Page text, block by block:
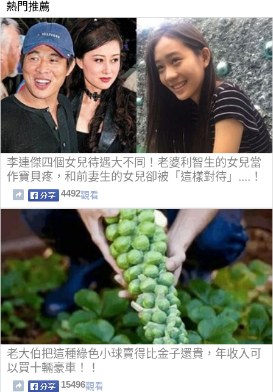
熱門推薦
李連傑四個女兒待遇大不同！老婆利智生的女兒當
作寶貝疼，和前妻生的女兒卻被「這樣對待」....！
4492觀看
老大伯把這種綠色小球賣得比金子還貴，年收入可
以買十輛豪車！！
15496觀看